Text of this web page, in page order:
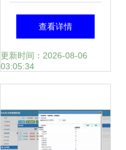
云如何重塑软件开
发的数据处理服务
查看详情
更新时间：2026-08-06
03:05:34